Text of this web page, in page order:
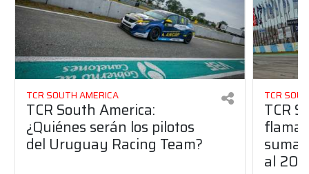
TCR SOUTH AMERICA
TCR South America:
¿Quiénes serán los pilotos
del Uruguay Racing Team?
TCR
TCR
suma
al